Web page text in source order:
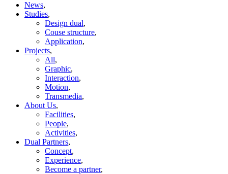
News,
Studies,
Design dual,
Couse structure,
Application,
Projects,
All,
Graphic,
Interaction,
Motion,
Transmedia,
About Us,
Facilities,
People,
Activities,
Dual Partners,
Concept,
Experience,
Become a partner,